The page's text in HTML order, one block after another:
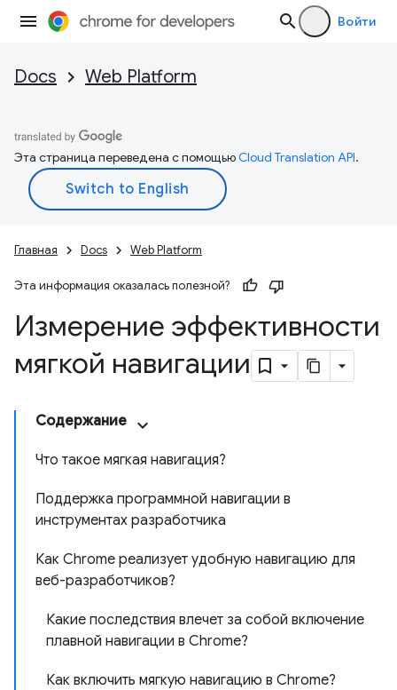
Войти
Docs Web Platform
Эта страница переведена с помощьюCloud Translation API.
Главная Docs Web Platform
Эта информация оказалась полезной?
Измерение эффективности
мягкой навигации
Содержание
Что такое мягкая навигация?
Поддержка программной навигации в
инструментах разработчика
Как Chrome реализует удобную навигацию для
веб-разработчиков?
Какие последствия влечет за собой включение
плавной навигации в Chrome?
Как включить мягкую навигацию в Chrome?